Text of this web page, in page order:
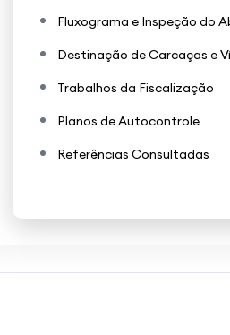
Fluxograma e Inspeção do
Destinação de Carcaças e
Trabalhos da Fiscalização
Planos de Autocontrole
Referências Consultadas